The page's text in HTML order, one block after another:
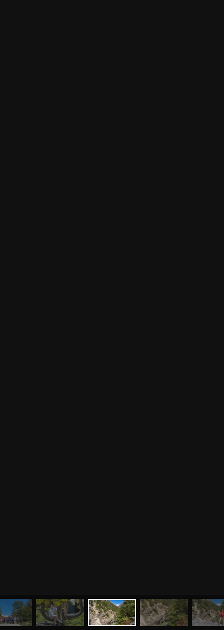
ЙОГА СЕМИНАРЫ МЕНЮ О НАС МАГАЗИН